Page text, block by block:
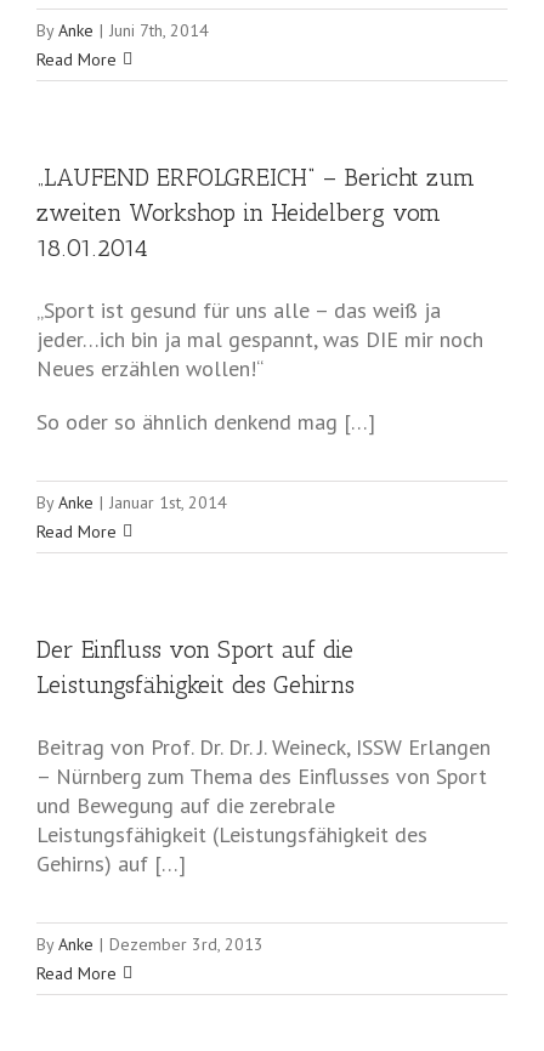
ByAnke | Juni 7th, 2014
Read More
„LAUFEND ERFOLGREICH“ – Bericht zum
zweiten Workshop in Heidelberg vom
18.01.2014
„Sport ist gesund für uns alle – das weiß ja
jeder…ich bin ja mal gespannt, was DIE mir noch
Neues erzählen wollen!“
So oder so ähnlich denkend mag […]
ByAnke | Januar 1st, 2014
Read More
Der Einfluss von Sport auf die
Leistungsfähigkeit des Gehirns
Beitrag von Prof. Dr. Dr. J. Weineck, ISSW Erlangen
– Nürnberg zum Thema des Einflusses von Sport
und Bewegung auf die zerebrale
Leistungsfähigkeit (Leistungsfähigkeit des
Gehirns) auf […]
ByAnke | Dezember 3rd, 2013
Read More